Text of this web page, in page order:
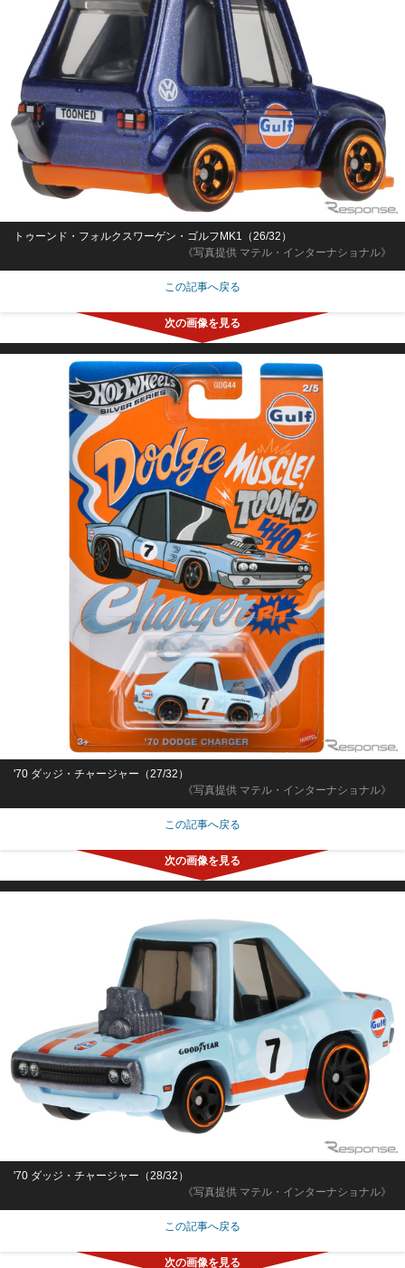
《写真提供 マテル・インターナショナル》
トゥーンド・フォルクスワーゲン・ゴルフMK1（26/32）
この記事へ戻る
《写真提供 マテル・インターナショナル》
'70 ダッジ・チャージャー（27/32）
この記事へ戻る
《写真提供 マテル・インターナショナル》
'70 ダッジ・チャージャー（28/32）
この記事へ戻る